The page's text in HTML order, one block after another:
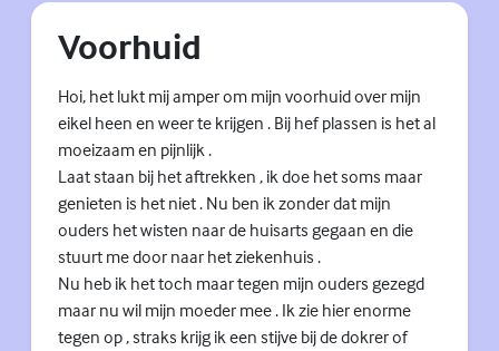
Voorhuid
Hoi, het lukt mij amper om mijn voorhuid over mijn
eikel heen en weer te krijgen . Bij hef plassen is het al
moeizaam en pijnlijk .
Laat staan bij het aftrekken , ik doe het soms maar
genieten is het niet . Nu ben ik zonder dat mijn
ouders het wisten naar de huisarts gegaan en die
stuurt me door naar het ziekenhuis .
Nu heb ik het toch maar tegen mijn ouders gezegd
maar nu wil mijn moeder mee . Ik zie hier enorme
tegen op , straks krijg ik een stijve bij de dokrer of